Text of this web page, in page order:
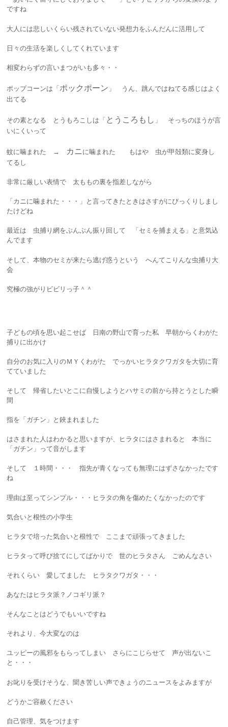
ですね
大人には悲しいくらい残されていない発想力をふんだんに活用して
日々の生活を楽しくしてくれています
相変わらずの言いまつがいも多々・・
ポップコーンは「ポックポーン 」 うん、跳んではねてる感じはよく
出てる
その素となる とうもろこしは「 とうころもし 」 そっちのほうが言
いにくいって
蚊に噛まれた → カニに噛まれた もはや 虫が甲殻類に変身し
てるし
非常に厳しい表情で 太ももの裏を指差しながら
「カニに噛まれた・・・」と言ってきたときはさすがにびっくりしまし
たけどね
最近は 虫捕り網をぶんぶん振り回して 「セミを捕まえる」と意気込
んでます
そして、本物のセミが来たら逃げ惑うという へんてこりんな虫捕り大
会
究極の強がりビビリっ子＾＾
子どもの頃を思い起こせば 日南の野山で育った私 早朝からくわがた
捕りに出かけ
自分のお気に入りのＭＹくわがた でっかいヒラタクワガタを大切に育
てていました
そして 帰省したいとこに自慢しようとハサミの前から持とうとした瞬
間
指を「ガチン」と鋏まれました
はさまれた人はわかると思いますが、ヒラタにはさまれると 本当に
「ガチン」って音がします
そして １時間・・・ 指先が青くなっても無理にはずさなかったです
ね
理由は至ってシンプル・・・ヒラタの角を傷めたくなかったのです
気合いと根性の小学生
ヒラタで培った気合いと根性で ここまで頑張ってきました
ヒラタって呼び捨てにしてばかりで 世のヒラタさん ごめんなさい
それくらい 愛してました ヒラタクワガタ・・・
あなたはヒラタ派？ノコギリ派？
そんなことはどうでもいいですね
それより、今大変なのは
ユッピーの風邪をもらってしまい さらにこじらせて 声が出ないこ
と・・・
お叱りを受けそうな、聞き苦しい声できょうのニュースをよみますが
どうかご容赦ください
自己管理、気をつけます